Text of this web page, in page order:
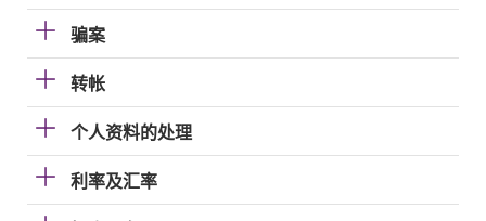
骗案
转帐
个人资料的处理
利率及汇率